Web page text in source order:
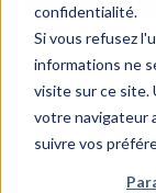
confidentialité.
Si vous refusez
informations ne
visite sur ce site.
votre navigateur
suivre vos
rapidement ?
A quoi